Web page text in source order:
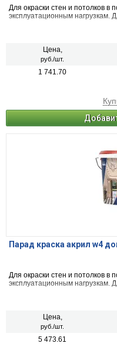
Для окраски стен и потолков
эксплуатационным нагрузкам.
Цена,
руб./шт.
1 741.70
Парад краска акрил w4
Для окраски стен и потолков
эксплуатационным нагрузкам.
Цена,
руб./шт.
5 473.61